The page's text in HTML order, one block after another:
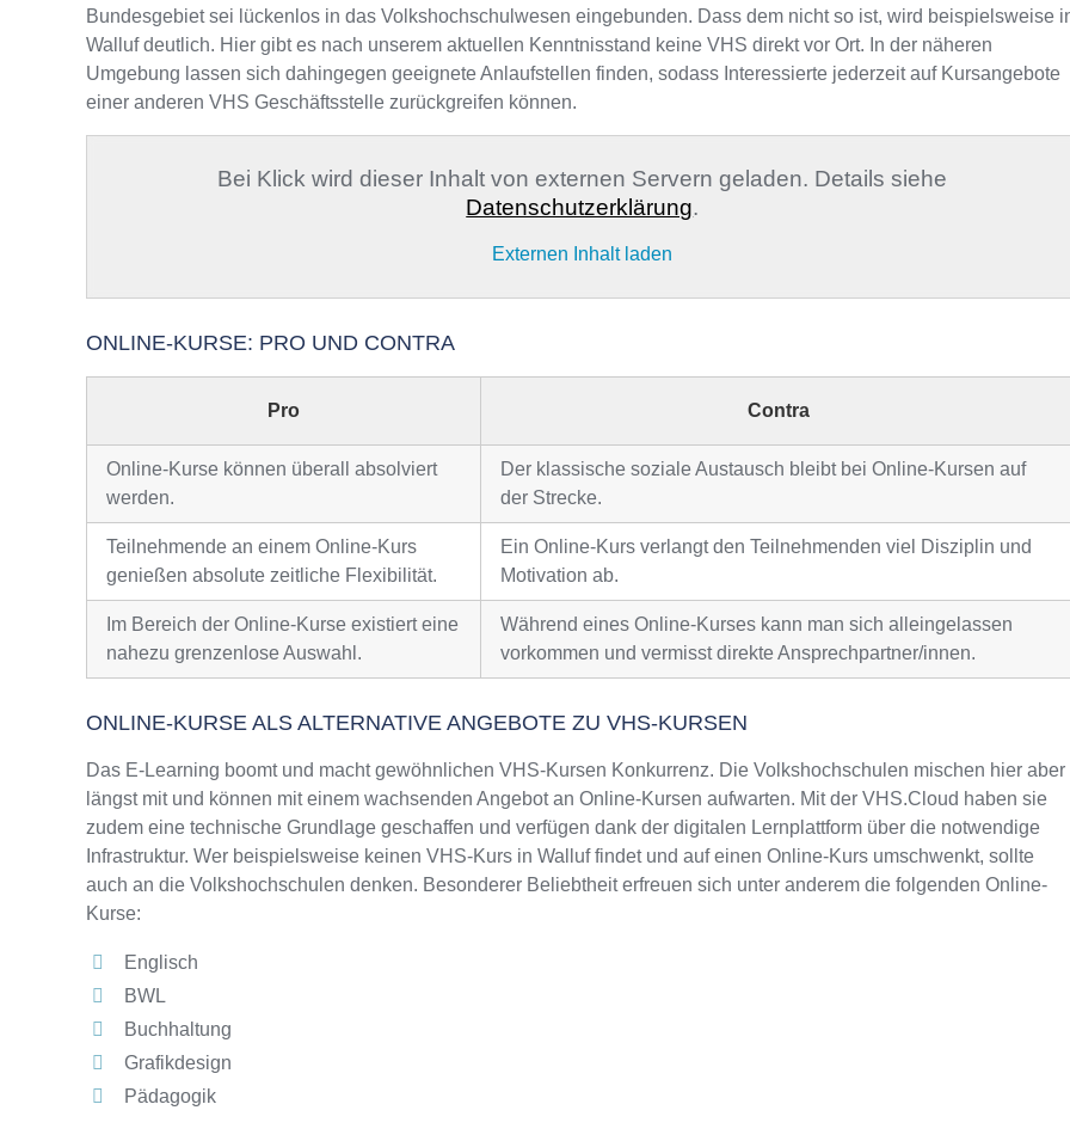
Bundesgebiet sei lückenlos in das Volkshochschulwesen eingebunden. Dass dem nicht so ist, wird beispielsweise
Walluf deutlich. Hier gibt es nach unserem aktuellen Kenntnisstand keine VHS direkt vor Ort. In der näheren
Umgebung lassen sich dahingegen geeignete Anlaufstellen finden, sodass Interessierte jederzeit auf Kursangebote
einer anderen VHS Geschäftsstelle zurückgreifen können.
Bei Klick wird dieser Inhalt von externen Servern geladen. Details siehe
Datenschutzerklärung.
Externen Inhalt laden
ONLINE-KURSE: PRO UND CONTRA
Pro Contra
Online-Kurse können überall absolviert
werden.
Der klassische soziale Austausch bleibt bei Online-Kursen auf
der Strecke.
Teilnehmende an einem Online-Kurs
genießen absolute zeitliche Flexibilität.
Ein Online-Kurs verlangt den Teilnehmenden viel Disziplin und
Motivation ab.
Im Bereich der Online-Kurse existiert eine
nahezu grenzenlose Auswahl.
Während eines Online-Kurses kann man sich alleingelassen
vorkommen und vermisst direkte Ansprechpartner/innen.
ONLINE-KURSE ALS ALTERNATIVE ANGEBOTE ZU VHS-KURSEN
Das E-Learning boomt und macht gewöhnlichen VHS-Kursen Konkurrenz. Die Volkshochschulen mischen hier aber
längst mit und können mit einem wachsenden Angebot an Online-Kursen aufwarten. Mit der VHS.Cloud haben sie
zudem eine technische Grundlage geschaffen und verfügen dank der digitalen Lernplattform über die notwendige
Infrastruktur. Wer beispielsweise keinen VHS-Kurs in Walluf findet und auf einen Online-Kurs umschwenkt, sollte
auch an die Volkshochschulen denken. Besonderer Beliebtheit erfreuen sich unter anderem die folgenden Online-
Kurse:
Englisch
BWL
Buchhaltung
Grafikdesign
Pädagogik